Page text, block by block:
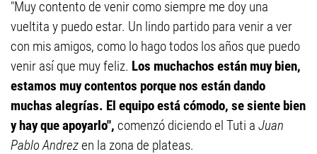
"Muy contento de venir como siempre me doy una
vueltita y puedo estar. Un lindo partido para venir a ver
con mis amigos, como lo hago todos los años que puedo
venir así que muy feliz. Los muchachos están muy bien,
estamos muy contentos porque nos están dando
muchas alegrías. El equipo está cómodo, se siente bien
y hay que apoyarlo", comenzó diciendo el Tuti a Juan
Pablo Andrezen la zona de plateas.